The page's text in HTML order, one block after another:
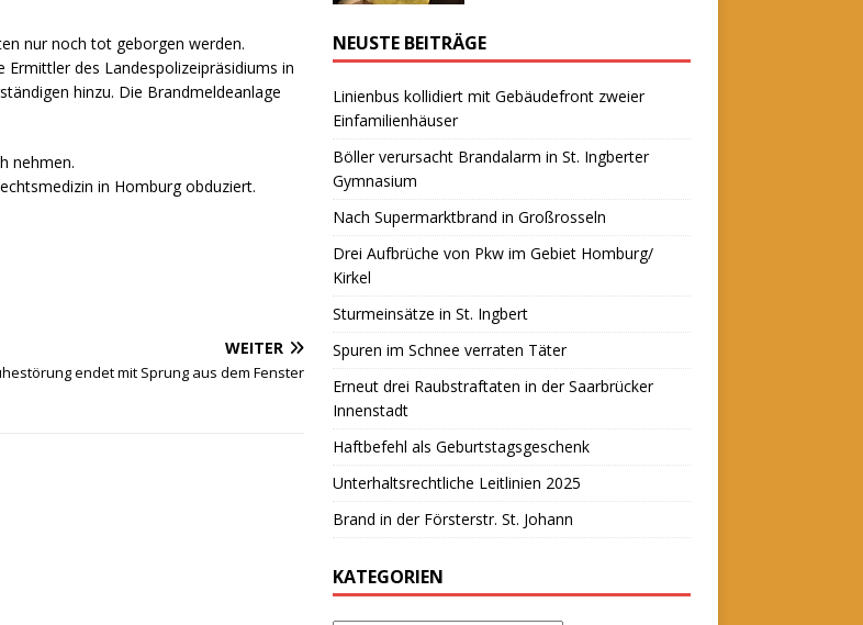
nur noch tot geborgen werden.
des Landespolizeipräsidiums in
hinzu. Die Brandmeldeanlage
nehmen.
in Homburg obduziert.
WEITER
endet mit Sprung aus dem Fenster
NEUSTE BEITRÄGE
Linienbus kollidiert mit Gebäudefront zweier
Einfamilienhäuser
Böller verursacht Brandalarm in St. Ingberter
Gymnasium
Nach Supermarktbrand in Großrosseln
Drei Aufbrüche von Pkw im Gebiet Homburg/
Kirkel
Sturmeinsätze in St. Ingbert
Spuren im Schnee verraten Täter
Erneut drei Raubstraftaten in der Saarbrücker
Innenstadt
Haftbefehl als Geburtstagsgeschenk
Unterhaltsrechtliche Leitlinien 2025
Brand in der Försterstr. St. Johann
KATEGORIEN